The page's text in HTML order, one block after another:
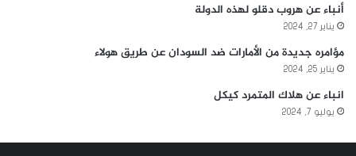
أنباء عن هروب دقلو لهذه الدولة
يناير 27, 2024
مؤامره جديدة من الأمارات ضد السودان عن طريق هولاء
يناير 25, 2024
انباء عن هلاك المتمرد كيكل
يوليو 7, 2024